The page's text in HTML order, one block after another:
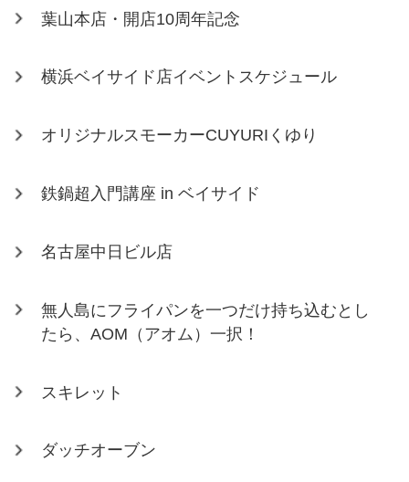
葉山本店・開店10周年記念
横浜ベイサイド店イベントスケジュール
オリジナルスモーカーCUYURIくゆり
鉄鍋超入門講座 in ベイサイド
名古屋中日ビル店
無人島にフライパンを一つだけ持ち込むとし
たら、AOM（アオム）一択！
スキレット
ダッチオーブン